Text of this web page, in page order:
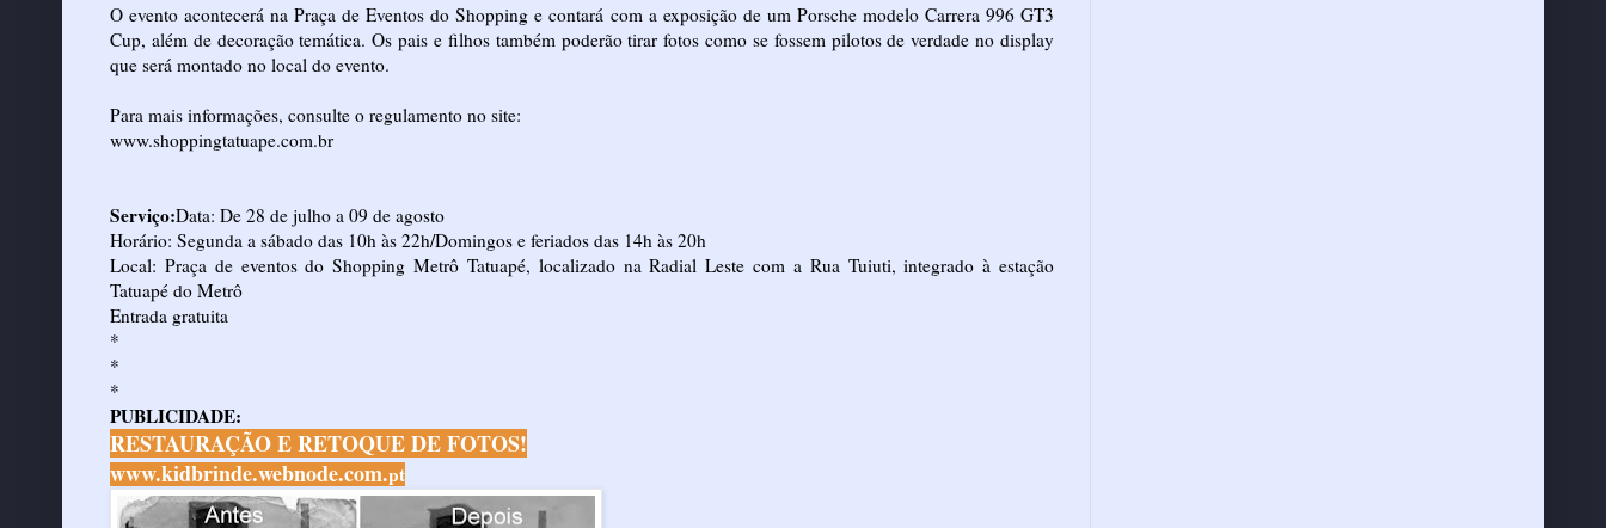
O evento acontecerá na Praça de Eventos do Shopping e contará com a exposição de um Porsche modelo Carrera 996 GT3
Cup, além de decoração temática. Os pais e filhos também poderão tirar fotos como se fossem pilotos de verdade no display
que será montado no local do evento.
Para mais informações, consulte o regulamento no site:
www.shoppingtatuape.com.br
Serviço:Data: De 28 de julho a 09 de agosto
Horário: Segunda a sábado das 10h às 22h/Domingos e feriados das 14h às 20h
Local: Praça de eventos do Shopping Metrô Tatuapé, localizado na Radial Leste com a Rua Tuiuti, integrado à estação
Tatuapé do Metrô
Entrada gratuita
*
*
*
PUBLICIDADE:
RESTAURAÇÃO E RETOQUE DE FOTOS!
www.kidbrinde.webnode.com.pt